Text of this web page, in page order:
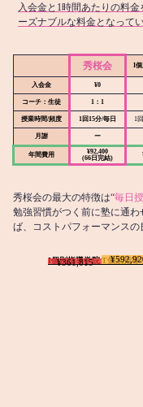
入会金と1時間あたりの料
ーズナブルな料金となってい
秀桜会 I個
入会金 ¥0
コーチ：生徒 1：1
授業時間/頻度 1回15分/毎日 1
月謝 ー
年間費用
¥92,400
(66日完結)
秀桜会の最大の特徴は“毎日
勉強習慣がつく前に塾に通
ば、コストパフォーマンスの
I個別指導学院
¥361,815 T個別指導